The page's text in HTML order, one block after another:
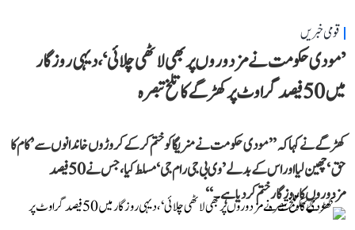
قومی خبریں
’مودی حکومت نے مزدوروں پر بھی لاٹھی چلائی‘، دیہی روزگار
میں 50 فیصد گراوٹ پر کھڑگے کا تلخ تبصرہ
کھڑگے نے کہا کہ ’’مودی حکومت نے منریگا کو ختم کر کے کروڑوں خاندانوں سے ’کام کا
حق‘ چھین لیا اور اس کے بدلے ’وی بی جی رام جی‘ مسلط کیا، جس نے 50 فیصد
مزدوروں کا روزگار ختم کر دیا ہے۔‘‘